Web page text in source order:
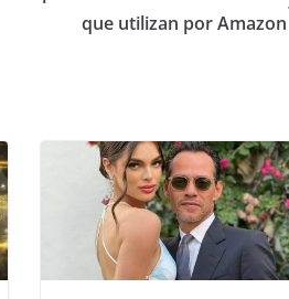
que utilizan por Amazon